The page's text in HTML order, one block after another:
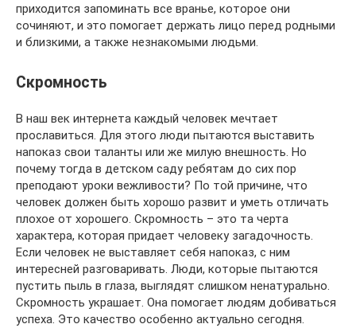
приходится запоминать все вранье, которое они
сочиняют, и это помогает держать лицо перед родными
и близкими, а также незнакомыми людьми.
Скромность
В наш век интернета каждый человек мечтает
прославиться. Для этого люди пытаются выставить
напоказ свои таланты или же милую внешность. Но
почему тогда в детском саду ребятам до сих пор
преподают уроки вежливости? По той причине, что
человек должен быть хорошо развит и уметь отличать
плохое от хорошего. Скромность – это та черта
характера, которая придает человеку загадочность.
Если человек не выставляет себя напоказ, с ним
интересней разговаривать. Люди, которые пытаются
пустить пыль в глаза, выглядят слишком ненатурально.
Скромность украшает. Она помогает людям добиваться
успеха. Это качество особенно актуально сегодня.